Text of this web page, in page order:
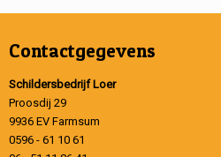
Contactgegevens
Schildersbedrijf Loer
Proosdij 29
9936 EV Farmsum
0596 - 61 10 61